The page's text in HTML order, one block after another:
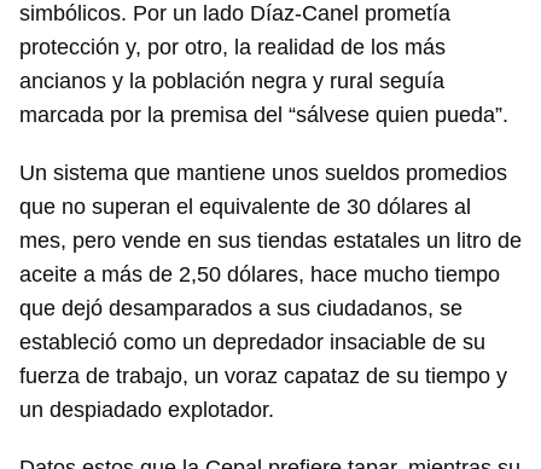
simbólicos. Por un lado Díaz-Canel prometía
protección y, por otro, la realidad de los más
ancianos y la población negra y rural seguía
marcada por la premisa del “sálvese quien pueda”.
Un sistema que mantiene unos sueldos promedios
que no superan el equivalente de 30 dólares al
mes, pero vende en sus tiendas estatales un litro de
aceite a más de 2,50 dólares, hace mucho tiempo
que dejó desamparados a sus ciudadanos, se
estableció como un depredador insaciable de su
fuerza de trabajo, un voraz capataz de su tiempo y
un despiadado explotador.